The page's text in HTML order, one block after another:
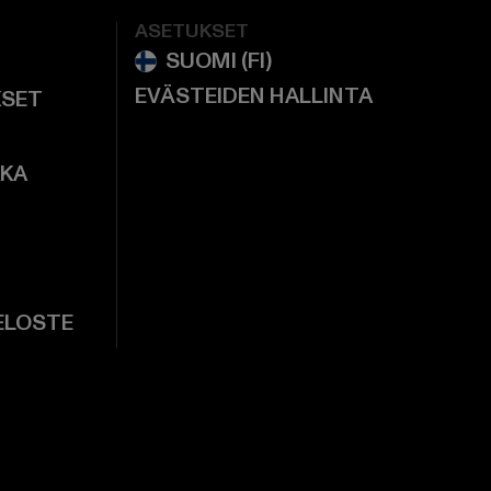
ASETUKSET
EVÄSTEIDEN HALLINTA